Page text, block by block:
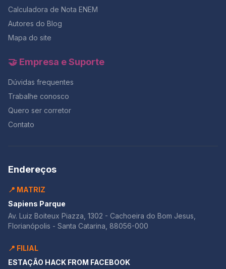
Calculadora de Nota ENEM
Autores do Blog
Mapa do site
🤝 Empresa e Suporte
Dúvidas frequentes
Trabalhe conosco
Quero ser corretor
Contato
Endereços
📍 MATRIZ
Sapiens Parque
Av. Luiz Boiteux Piazza, 1302 - Cachoeira do Bom Jesus,
Florianópolis - Santa Catarina, 88056-000
📍 FILIAL
ESTAÇÃO HACK FROM FACEBOOK